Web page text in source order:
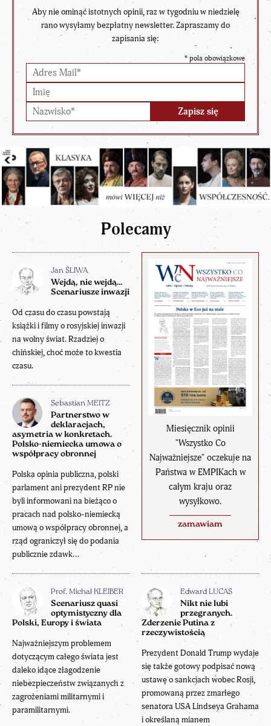
Aby nie ominąć istotnych opinii, raz w tygodniu w niedzielę
rano wysyłamy bezpłatny newsletter. Zapraszamy do
zapisania się:
* pola obowiązkowe
Polecamy
Miesięcznik opinii
"Wszystko Co
Najważniejsze" oczekuje na
Państwa w EMPIKach w
całym kraju oraz
wysyłkowo.
zamawiam
Jan ŚLIWA
Wejdą, nie wejdą…
Scenariusze inwazji
Od czasu do czasu powstają
książki i filmy o rosyjskiej inwazji
na wolny świat. Rzadziej o
chińskiej, choć może to kwestia
czasu.
Sebastian MEITZ
Partnerstwo w
deklaracjach,
asymetria w konkretach.
Polsko-niemiecka umowa o
współpracy obronnej
Polska opinia publiczna, polski
parlament ani prezydent RP nie
byli informowani na bieżąco o
pracach nad polsko-niemiecką
umową o współpracy obronnej, a
rząd ograniczył się do podania
publicznie zdawk...
Prof. Michał KLEIBER
Scenariusz quasi
optymistyczny dla
Polski, Europy i świata
Najważniejszym problemem
dotyczącym całego świata jest
daleko idące złagodzenie
niebezpieczeństw związanych z
zagrożeniami militarnymi i
paramilitarnymi.
Edward LUCAS
Nikt nie lubi
przegranych.
Zderzenie Putina z
rzeczywistością
Prezydent Donald Trump wydaje
się także gotowy podpisać nową
ustawę o sankcjach wobec Rosji,
promowaną przez zmarłego
senatora USA Lindseya Grahama
i określaną mianem